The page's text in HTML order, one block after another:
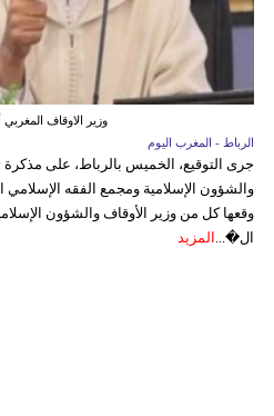
وزير الاوقاف المغربي
الرباط - المغرب اليوم
جرى التوقيع، الخميس بالرباط، على مذكرة
والشؤون الإسلامية ومجمع الفقه
وقعها كل من وزير الأوقاف والشؤون
ال�... المزيد